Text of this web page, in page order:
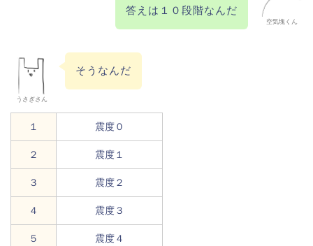
空気塊くん
答えは１０段階なんだ
うさぎさん
そうなんだ
１ 震度０
２ 震度１
３ 震度２
４ 震度３
５ 震度４